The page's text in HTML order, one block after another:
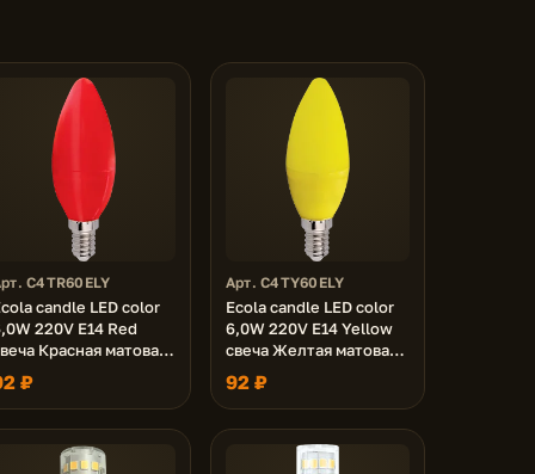
C4TR60ELY
candle LED color
220V E14 Red
Красная матовая
103x37
₽
Арт. C4TY60ELY
Ecola candle LED color
6,0W 220V E14 Yellow
свеча Желтая матовая
колба 103x37
92 ₽